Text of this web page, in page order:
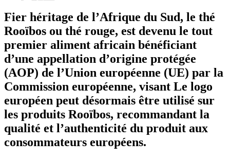
Fier héritage de l’Afrique du Sud, le thé
Rooïbos ou thé rouge, est devenu le tout
premier aliment africain bénéficiant
d’une appellation d’origine protégée
(AOP) de l’Union européenne (UE) par la
Commission européenne, visant Le logo
européen peut désormais être utilisé sur
les produits Rooïbos, recommandant la
qualité et l’authenticité du produit aux
consommateurs européens.